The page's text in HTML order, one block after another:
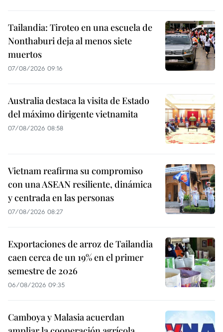
Tailandia: Tiroteo en una escuela de
Nonthaburi deja al menos siete
muertos
07/08/2026 09:16
Australia destaca la visita de Estado
del máximo dirigente vietnamita
07/08/2026 08:58
Vietnam reafirma su compromiso
con una ASEAN resiliente, dinámica
y centrada en las personas
07/08/2026 08:27
Exportaciones de arroz de Tailandia
caen cerca de un 19% en el primer
semestre de 2026
06/08/2026 09:35
Camboya y Malasia acuerdan